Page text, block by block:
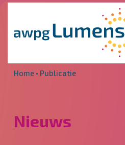
Overslaan en naar de inhoud gaan
Home • Publicatie
Nieuws